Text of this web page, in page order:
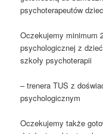
psychoterapeutów
Oczekujemy minimum
psychologicznej z
szkoły psychoterapii
–trenera TUS z
psychologicznym
Oczekujemy także